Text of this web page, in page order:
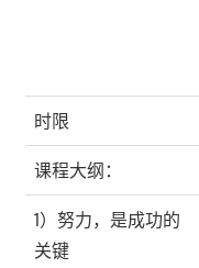
时限
课程大纲：
1）努力，是成功的
关键